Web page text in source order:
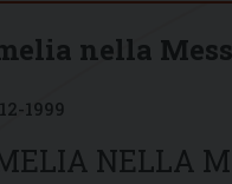
nella
1999
NELLA